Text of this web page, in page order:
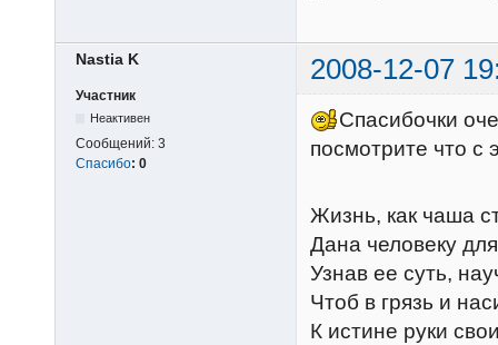
Nastia K 2008-12-07
Участник
Неактивен
Сообщений: 3
Спасибо: 0
Спасибочки
посмотрите что
Жизнь, как чаша
Дана человеку
Узнав ее суть,
Чтоб в грязь и
К истине руки